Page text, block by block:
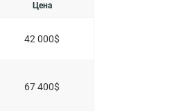
Цена
42 000$
67 400$